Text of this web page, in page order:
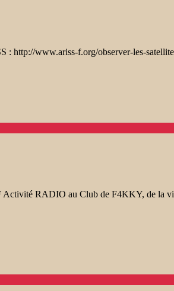
: http://www.ariss-f.org/observer-les-
Activité RADIO au Club de F4KKY, de la